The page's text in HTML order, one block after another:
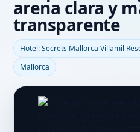
arena clara y
transparente
Hotel: Secrets Mallorca Villamil
Mallorca